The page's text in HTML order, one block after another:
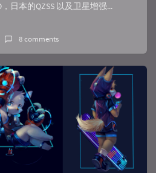
，日本的QZSS 以及卫星增强...
8 comments